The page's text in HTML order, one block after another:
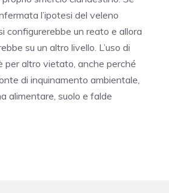
l’ipotesi del veleno
configurerebbe un reato e allora
su un altro livello. L’uso di
per altro vietato, anche perché
di inquinamento ambientale,
alimentare, suolo e falde